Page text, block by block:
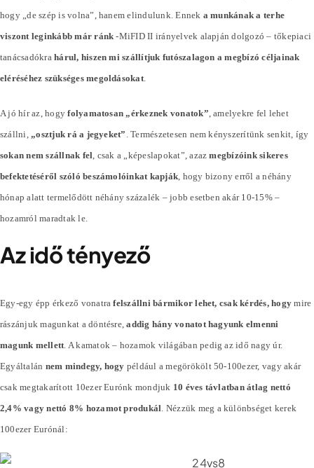
hogy „de szép is volna”, hanem elindulunk. Ennek a munkának a terhe
viszont leginkább már ránk -MiFID II irányelvek alapján dolgozó – tőkepiaci
tanácsadókrahárul, hiszen mi szállítjuk futószalagon a megbízó céljainak
eléréséhez szükséges megoldásokat.
A jó hír az, hogyfolyamatosan „érkeznek vonatok” , amelyekre fel lehet
szállni,„osztjuk rá a jegyeket” . Természetesen nem kényszerítünk senkit, így
sokan nem szállnak fel , csak a „képeslapokat”, azazmegbízóink sikeres
befektetéséről szóló beszámolóinkat kapják , hogy bizony erről a néhány
hónap alatt termelődött néhányszázalék – jobb esetben akár 10-15% –
hozamról maradtak le.
Az idő tényező
Egy-egy épp érkező vonatrafelszállni bármikor lehet, csak kérdés, hogy mire
rászánjuk magunkat a döntésre,addig hány vonatot hagyunk elmenni
magunk mellett. A kamatok – hozamok világában pedig az idő nagy úr.
Egyáltalán nem mindegy, hogy például a megörökölt 50-100ezer, vagy akár
csak megtakarított 10ezer Eurónk mondjuk 10 éves távlatban átlag nettó
2,4% vagy nettó 8% hozamot produkál. Nézzük meg a különbséget kerek
100ezer Eurónál: